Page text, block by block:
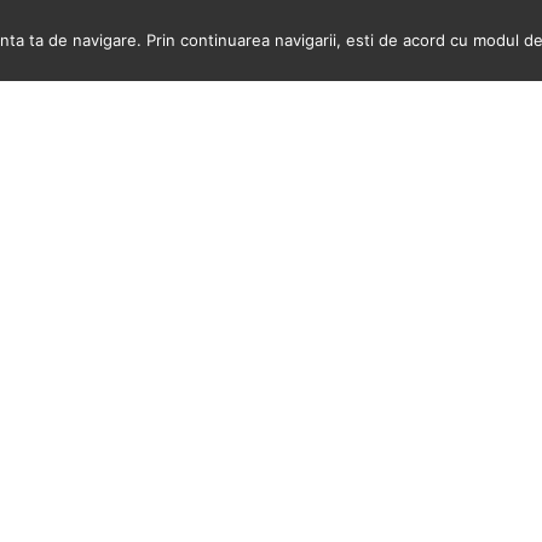
ta de navigare. Prin continuarea navigarii, esti de acord cu modul